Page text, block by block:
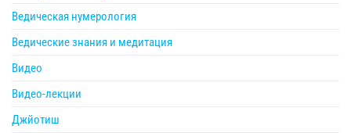
Ведическая нумерология
Ведические знания и медитация
Видео
Видео-лекции
Джйотиш